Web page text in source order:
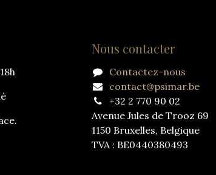
Nous contacter
Contactez-nous
contact@psimar.be
+32 2 770 90 02
Avenue Jules de Trooz 69
1150 Bruxelles, Belgique
TVA : BE0440380493